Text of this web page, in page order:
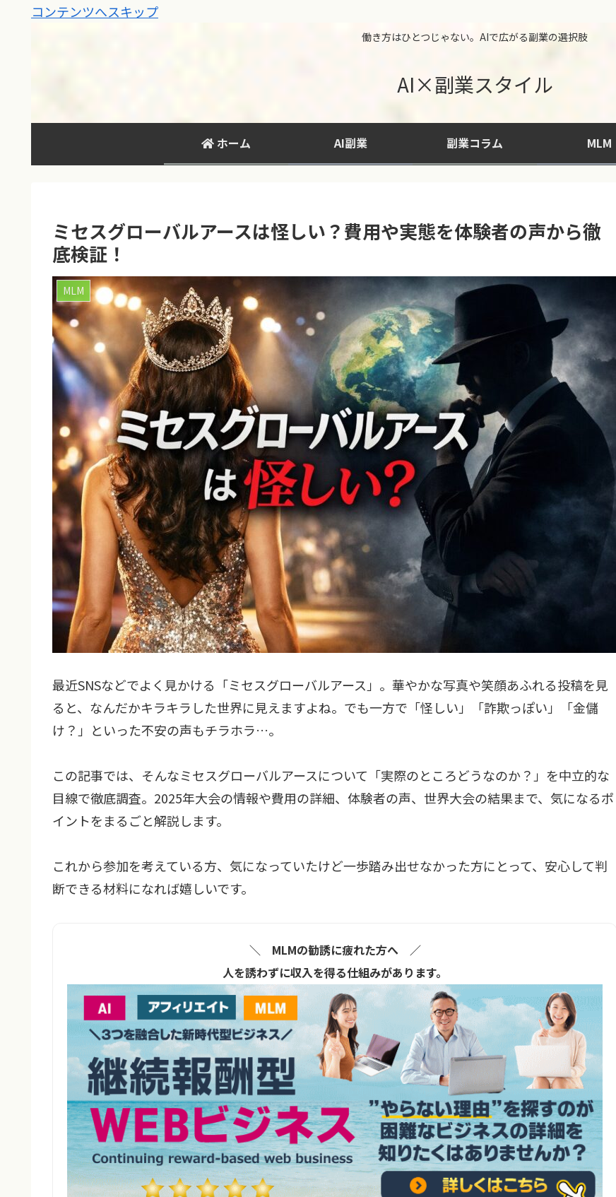
コンテンツへスキップ
働き方はひとつじゃない。AIで広がる副業の選択肢
AI×副業スタイル
ホーム AI副業 副業コラム MLM
ミセスグローバルアースは怪しい？費用や実態を体験者の声から徹
底検証！
MLM
最近SNSなどでよく見かける「ミセスグローバルアース」。華やかな写真や笑顔あふれる投稿を見
ると、なんだかキラキラした世界に見えますよね。でも一方で「怪しい」「詐欺っぽい」「金儲
け？」といった不安の声もチラホラ…。
この記事では、そんなミセスグローバルアースについて「実際のところどうなのか？」を中立的な
目線で徹底調査。2025年大会の情報や費用の詳細、体験者の声、世界大会の結果まで、気になるポ
イントをまるごと解説します。
これから参加を考えている方、気になっていたけど一歩踏み出せなかった方にとって、安心して判
断できる材料になれば嬉しいです。
＼ MLMの勧誘に疲れた方へ ／
人を誘わずに収入を得る仕組みがあります。